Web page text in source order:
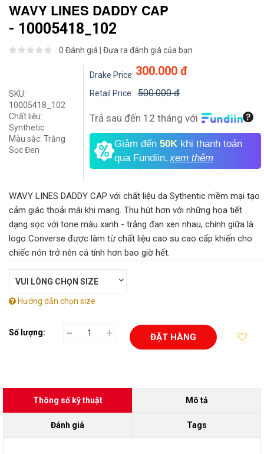
WAVY LINES DADDY CAP
- 10005418_102
0 Đánh giá Đưa ra đánh giá của bạn
SKU:
10005418_102
Chất liệu:
Synthetic
Màu sắc: Trắng
Sọc Đen
Drake Price: 300.000 đ
Retail Price: 500.000 đ
Trả sau đến 12 tháng với
Giảm đến 50K khi thanh toán
qua Fundiin. xem thêm
WAVY LINES DADDY CAP với chất liệu da Sythentic mềm mại tạo
cảm giác thoải mái khi mang. Thu hút hơn với những họa tiết
dạng sọc với tone màu xanh - trắng đan xen nhau, chính giữa là
logo Converse được làm từ chất liệu cao su cao cấp khiến cho
chiếc nón trở nên cá tính hơn bao giờ hết.
Hướng dẫn chọn size
Số lượng: - + ĐẶT HÀNG
Thông số kỹ thuật Mô tả
Đánh giá Tags